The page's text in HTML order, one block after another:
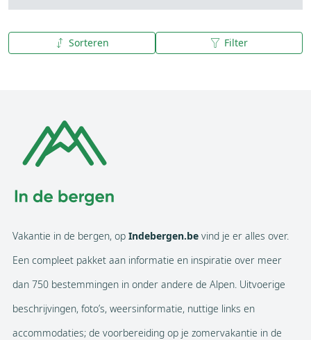
Sorteren Filter
A tot Z
Vakantie in de bergen, op Indebergen.be vind je er alles over.
Een compleet pakket aan informatie en inspiratie over meer
dan 750 bestemmingen in onder andere de Alpen. Uitvoerige
beschrijvingen, foto’s, weersinformatie, nuttige links en
accommodaties; de voorbereiding op je zomervakantie in de